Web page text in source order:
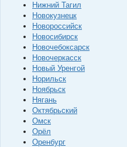
Нижний Тагил
Новокузнецк
Новороссийск
Новосибирск
Новочебоксарск
Новочеркасск
Новый Уренгой
Норильск
Ноябрьск
Нягань
Октябрьский
Омск
Орёл
Оренбург